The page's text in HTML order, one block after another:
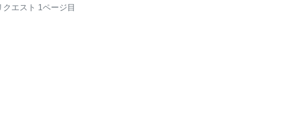
クエスト 1ページ目